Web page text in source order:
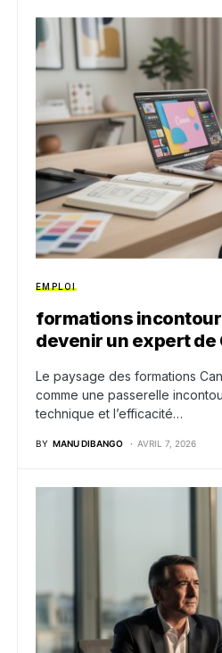
EMPLOI
formations
devenir un expert de
Le paysage des formations
comme une passerelle
technique et l’efficacité…
BY MANU DIBANGO AVRIL 7, 2026